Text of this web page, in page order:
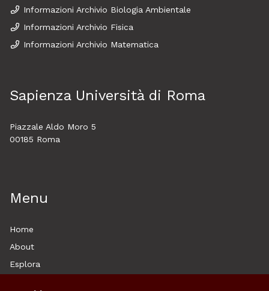
Informazioni Archivio Biologia Ambientale
Informazioni Archivio Fisica
Informazioni Archivio Matematica
Sapienza Università di Roma
Piazzale Aldo Moro 5
00185 Roma
Menu
Home
About
Esplora